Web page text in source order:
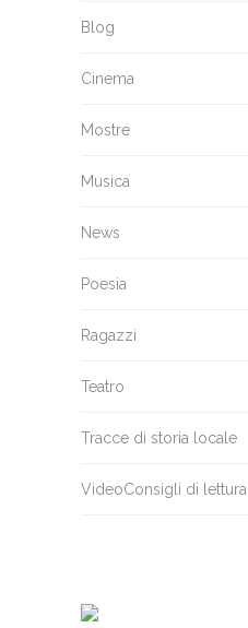
Blog
Cinema
Mostre
Musica
News
Poesia
Ragazzi
Teatro
Tracce di storia locale
VideoConsigli di lettura